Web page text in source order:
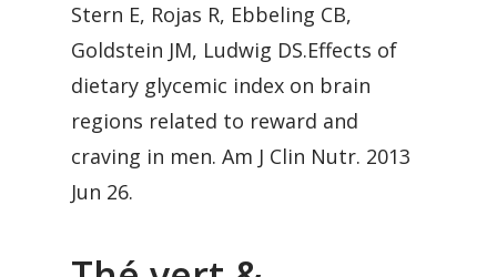
Stern E, Rojas R, Ebbeling CB,
Goldstein JM, Ludwig DS.Effects of
dietary glycemic index on brain
regions related to reward and
craving in men. Am J Clin Nutr. 2013
Jun 26.